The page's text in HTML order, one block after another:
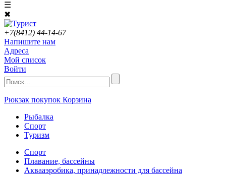
☰
✖
+7(8412) 44-14-67
Напишите нам
Адреса
Мой список
Войти
Рюкзак покупок Корзина
Рыбалка
Спорт
Туризм
Спорт
Плавание, бассейны
Аквааэробика, принадлежности для бассейна